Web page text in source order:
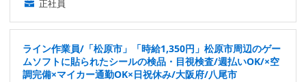
正社員
ライン作業員/「松原市」「時給1,350円」松原市周辺のゲー
ムソフトに貼られたシールの検品・目視検査/週払いOK/×空
調完備×マイカー通勤OK×日祝休み/大阪府/八尾市